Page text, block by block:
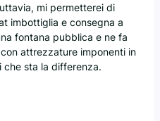
mi permetterei di
imbottiglia e consegna a
fontana pubblica e ne fa
attrezzature imponenti in
che sta la differenza.